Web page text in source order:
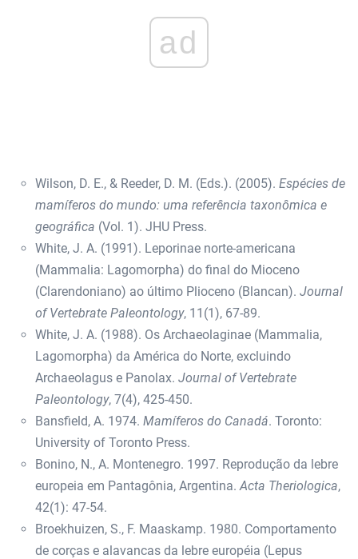
ad
Wilson, D. E., & Reeder, D. M. (Eds.). (2005). Espécies de
mamíferos do mundo: uma referência taxonômica e
geográfica (Vol. 1). JHU Press.
White, J. A. (1991). Leporinae norte-americana
(Mammalia: Lagomorpha) do final do Mioceno
(Clarendoniano) ao último Plioceno (Blancan). Journal
of Vertebrate Paleontology, 11(1), 67-89.
White, J. A. (1988). Os Archaeolaginae (Mammalia,
Lagomorpha) da América do Norte, excluindo
Archaeolagus e Panolax. Journal of Vertebrate
Paleontology, 7(4), 425-450.
Bansfield, A. 1974. Mamíferos do Canadá. Toronto:
University of Toronto Press.
Bonino, N., A. Montenegro. 1997. Reprodução da lebre
europeia em Pantagônia, Argentina. Acta Theriologica,
42(1): 47-54.
Broekhuizen, S., F. Maaskamp. 1980. Comportamento
de corças e alavancas da lebre européia (Lepus